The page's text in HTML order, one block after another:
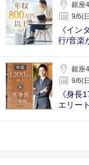
銀座
9/6(
《イン
行/音楽
銀座
9/6(
《身長
エリー